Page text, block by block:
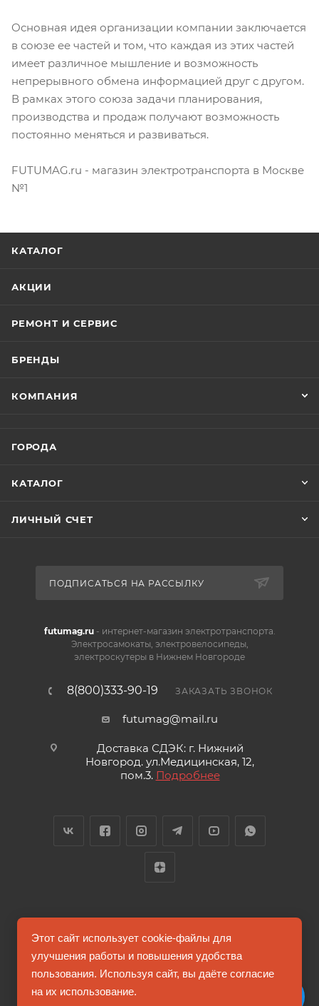
Основная идея организации компании заключается
в союзе ее частей и том, что каждая из этих частей
имеет различное мышление и возможность
непрерывного обмена информацией друг с другом.
В рамках этого союза задачи планирования,
производства и продаж получают возможность
постоянно меняться и развиваться.
FUTUMAG.ru - магазин электротранспорта в Москве
№1
КАТАЛОГ
АКЦИИ
РЕМОНТ И СЕРВИС
БРЕНДЫ
КОМПАНИЯ
ГОРОДА
КАТАЛОГ
ЛИЧНЫЙ СЧЕТ
ПОДПИСАТЬСЯ НА РАССЫЛКУ
futumag.ru- интернет-магазин электротранспорта.
Электросамокаты, электровелосипеды,
электроскутеры в Нижнем Новгороде
8(800)333-90-19 ЗАКАЗАТЬ ЗВОНОК
futumag@mail.ru
Доставка СДЭК: г. Нижний
Новгород. ул.Медицинская, 12,
пом.3. Подробнее
2026 © FUTUMAG.RU
Информация на сайте не является публичной офертой
Этот сайт использует cookie-файлы для
улучшения работы и повышения удобства
пользования. Используя сайт, вы даёте согласие
на их использование.